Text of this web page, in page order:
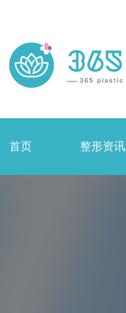
首页 整形资讯